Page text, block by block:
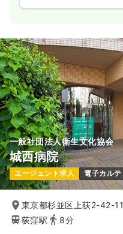
一般社団法人衛生文化協会
城西病院
エージェント求人 電子カルテ
東京都杉並区上荻2-42-11
荻窪駅
8分